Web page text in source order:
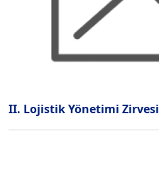
II. Lojistik Yönetimi Zirvesi